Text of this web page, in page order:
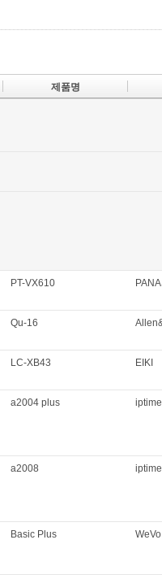
제품명
PT-VX610
Qu-16
LC-XB43 EIKI
a2004 plus
a2008
Basic Plus